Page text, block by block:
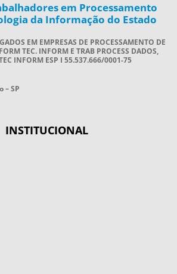
em Processamento
da Informação do Estado
EM EMPRESAS DE PROCESSAMENTO DE
TEC. INFORM E TRAB PROCESS DADOS,
INFORM ESP I 55.537.666/0001-75
– SP
INSTITUCIONAL